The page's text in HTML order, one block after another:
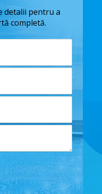
detalii pentru a
completă.